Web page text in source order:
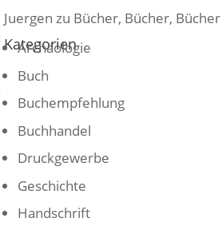
Juergen zu Bücher, Bücher, Bücher
Kategorien
Archäologie
Buch
Buchempfehlung
Buchhandel
Druckgewerbe
Geschichte
Handschrift